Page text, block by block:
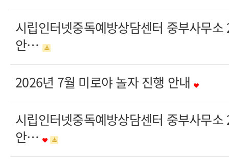
시립인터넷중독예방상담센터 중부사무
안…
2026년 7월 미로야 놀자 진행 안내
시립인터넷중독예방상담센터 중부사무
안…